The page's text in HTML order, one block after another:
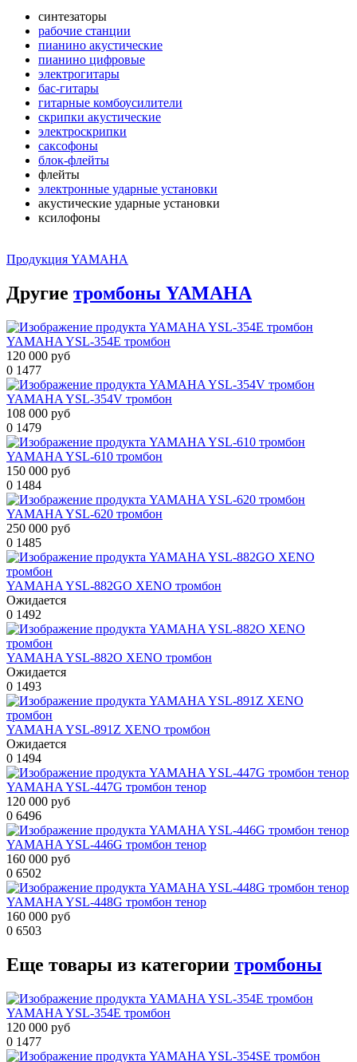
синтезаторы
рабочие станции
пианино акустические
пианино цифровые
электрогитары
бас-гитары
гитарные комбоусилители
скрипки акустические
электроскрипки
саксофоны
блок-флейты
флейты
электронные ударные установки
акустические ударные установки
ксилофоны
Продукция YAMAHA
Другие тромбоны YAMAHA
YAMAHA YSL-354E тромбон
120 000 руб
0 1477
YAMAHA YSL-354V тромбон
108 000 руб
0 1479
YAMAHA YSL-610 тромбон
150 000 руб
0 1484
YAMAHA YSL-620 тромбон
250 000 руб
0 1485
YAMAHA YSL-882GO XENO тромбон
Ожидается
0 1492
YAMAHA YSL-882O XENO тромбон
Ожидается
0 1493
YAMAHA YSL-891Z XENO тромбон
Ожидается
0 1494
YAMAHA YSL-447G тромбон тенор
120 000 руб
0 6496
YAMAHA YSL-446G тромбон тенор
160 000 руб
0 6502
YAMAHA YSL-448G тромбон тенор
160 000 руб
0 6503
Еще товары из категории тромбоны
YAMAHA YSL-354E тромбон
120 000 руб
0 1477